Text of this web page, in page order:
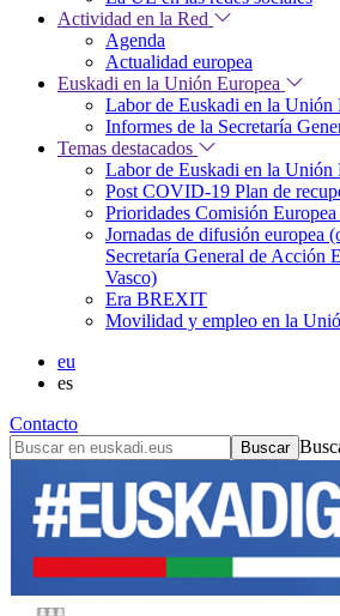
Actividad en la Red
Agenda
Actualidad europea
Euskadi en la Unión Europea
Labor de Euskadi en la Unión
Informes de la Secretaría
Temas destacados
Labor de Euskadi en la Unión
Post COVID-19 Plan de
Prioridades Comisión
Jornadas de difusión europea
Secretaría General de Acción
Vasco)
Era BREXIT
Movilidad y empleo en la
eu
es
Contacto